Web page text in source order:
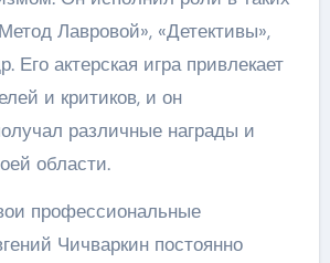
Лавровой», «Детективы»,
Его актерская игра привлекает
и критиков, и он
различные награды и
области.
профессиональные
Чичваркин постоянно